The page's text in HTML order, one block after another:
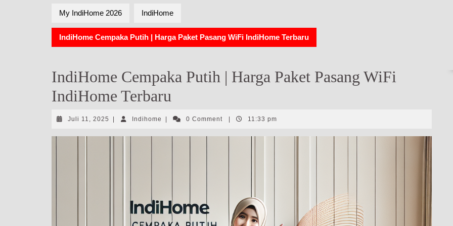
My IndiHome 2026 IndiHome
IndiHome Cempaka Putih | Harga Paket Pasang WiFi IndiHome Terbaru
IndiHome Cempaka Putih | Harga Paket Pasang WiFi
IndiHome Terbaru
Juli 11, 2025 Juli
2025
Indihome Indihome0 Comment 11:33 pm